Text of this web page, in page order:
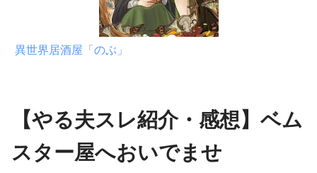
異世界居酒屋「のぶ」
【やる夫スレ紹介・感想】ベム
スター屋へおいでませ